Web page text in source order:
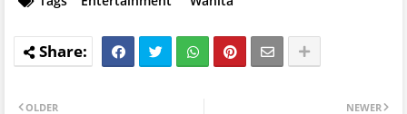
NEWER
OLDER